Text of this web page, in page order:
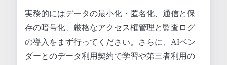
実務的にはデータの最小化・匿名化、通信と保
存の暗号化、厳格なアクセス権管理と監査ログ
の導入をまず行ってください。さらに、AIベン
ダーとのデータ利用契約で学習や第三者利用の